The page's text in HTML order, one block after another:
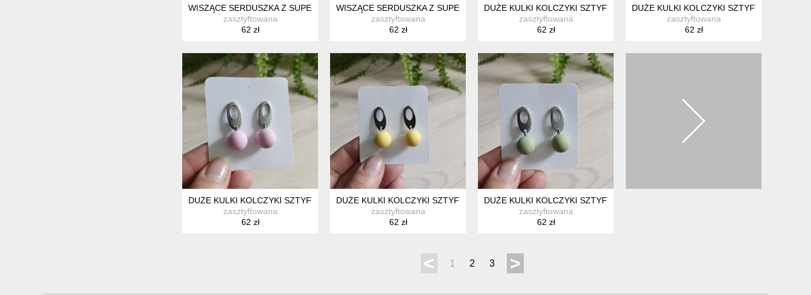
WISZĄCE SERDUSZKA Z SUPEŁKAMI ŻÓŁTE
zasztyftowana
62 zł
WISZĄCE SERDUSZKA Z SUPEŁKAMI SZAŁWIA
zasztyftowana
62 zł
DUŻE KULKI KOLCZYKI SZTYFTY NIEBIESKIE
zasztyftowana
62 zł
DUŻE KULKI KOLCZYKI SZTYFTY
zasztyftowana
62 zł
DUŻE KULKI KOLCZYKI SZTYFTY RÓŻOWE
zasztyftowana
62 zł
DUŻE KULKI KOLCZYKI SZTYFTY ŻÓŁTE
zasztyftowana
62 zł
DUŻE KULKI KOLCZYKI SZTYFTY SZAŁWIA
zasztyftowana
62 zł
< 1 2 3 >